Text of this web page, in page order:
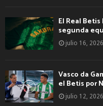
El Real
segunda
julio 16, 2026
Vasco da
el Betis por
julio 12, 2026